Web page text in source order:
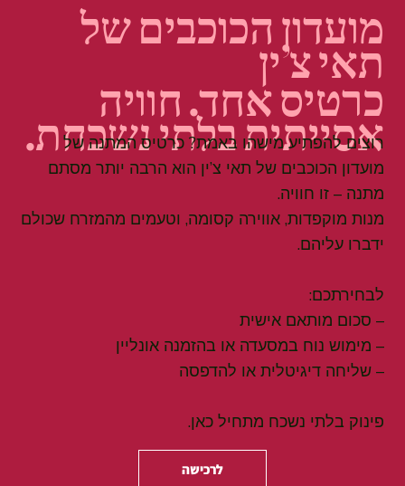
מועדון הכוכבים של
תאי צ’ין
כרטיס אחד. חוויה
אסייתית בלתי נשכחת.
רוצים להפתיע מישהו באמת? כרטיס המתנה של
מועדון הכוכבים של תאי צ’ין הוא הרבה יותר מסתם
מתנה – זו חוויה.
מנות מוקפדות, אווירה קסומה, וטעמים מהמזרח שכולם
ידברו עליהם.
לבחירתכם:
– סכום מותאם אישית
– מימוש נוח במסעדה או בהזמנה אונליין
– שליחה דיגיטלית או להדפסה
פינוק בלתי נשכח מתחיל כאן.
לרכישה